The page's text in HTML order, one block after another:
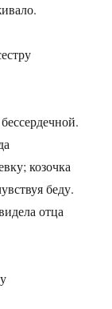
козочка
беду.
отца